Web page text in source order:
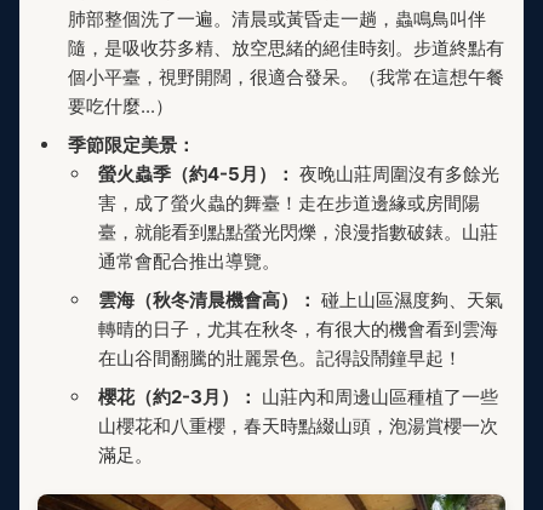
肺部整個洗了一遍。清晨或黃昏走一趟，蟲鳴鳥叫伴
隨，是吸收芬多精、放空思緒的絕佳時刻。步道終點有
個小平臺，視野開闊，很適合發呆。（我常在這想午餐
要吃什麼...）
季節限定美景：
螢火蟲季（約4-5月）： 夜晚山莊周圍沒有多餘光
害，成了螢火蟲的舞臺！走在步道邊緣或房間陽
臺，就能看到點點螢光閃爍，浪漫指數破錶。山莊
通常會配合推出導覽。
雲海（秋冬清晨機會高）： 碰上山區濕度夠、天氣
轉晴的日子，尤其在秋冬，有很大的機會看到雲海
在山谷間翻騰的壯麗景色。記得設鬧鐘早起！
櫻花（約2-3月）： 山莊內和周邊山區種植了一些
山櫻花和八重櫻，春天時點綴山頭，泡湯賞櫻一次
滿足。